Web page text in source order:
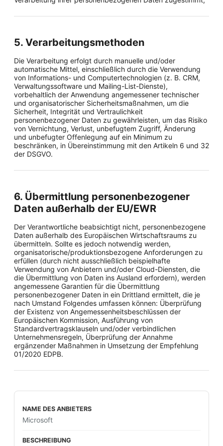
5. Verarbeitungsmethoden
Die Verarbeitung erfolgt durch manuelle und/oder
automatische Mittel, einschließlich durch die Verwendung
von Informations- und Computertechnologien (z. B. CRM,
Verwaltungssoftware und Mailing-List-Dienste),
vorbehaltlich der Anwendung angemessener technischer
und organisatorischer Sicherheitsmaßnahmen, um die
Sicherheit, Integrität und Vertraulichkeit
personenbezogener Daten zu gewährleisten, um das Risiko
von Vernichtung, Verlust, unbefugtem Zugriff, Änderung
und unbefugter Offenlegung auf ein Minimum zu
beschränken, in Übereinstimmung mit den Artikeln 6 und 32
der DSGVO.
6. Übermittlung personenbezogener
Daten außerhalb der EU/EWR
Der Verantwortliche beabsichtigt nicht, personenbezogene
Daten außerhalb des Europäischen Wirtschaftsraums zu
übermitteln. Sollte es jedoch notwendig werden,
organisatorische/produktionsbezogene Anforderungen zu
erfüllen (durch nicht ausschließlich beispielhafte
Verwendung von Anbietern und/oder Cloud-Diensten, die
die Übermittlung von Daten ins Ausland erfordern), werden
angemessene Garantien für die Übermittlung
personenbezogener Daten in ein Drittland ermittelt, die je
nach Umstand Folgendes umfassen können: Überprüfung
der Existenz von Angemessenheitsbeschlüssen der
Europäischen Kommission, Ausführung von
Standardvertragsklauseln und/oder verbindlichen
Unternehmensregeln, Überprüfung der Annahme
ergänzender Maßnahmen in Umsetzung der Empfehlung
01/2020 EDPB.
Microsoft